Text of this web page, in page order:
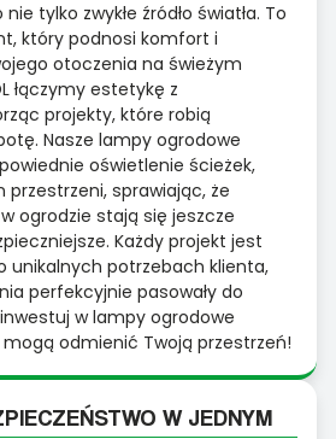
tylko zwykłe źródło światła. To
który podnosi komfort i
otoczenia na świeżym
łączymy estetykę z
projekty, które robią
Nasze lampy ogrodowe
oświetlenie ścieżek,
przestrzeni, sprawiając, że
ogrodzie stają się jeszcze
Każdy projekt jest
unikalnych potrzebach klienta,
perfekcyjnie pasowały do
w lampy ogrodowe
mogą odmienić Twoją przestrzeń!
W JEDNYM